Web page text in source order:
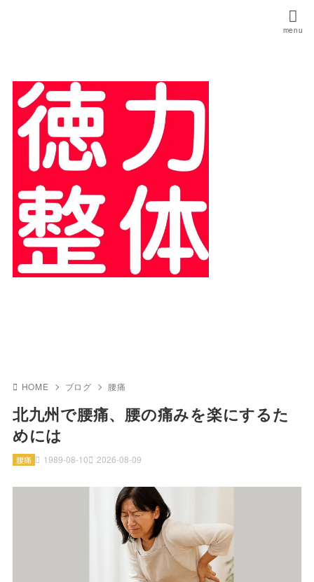
HOME ブログ 腰痛
北九州で腰痛、腰の痛みを楽にするた
めには
1989-08-10 2026-08-09
腰痛